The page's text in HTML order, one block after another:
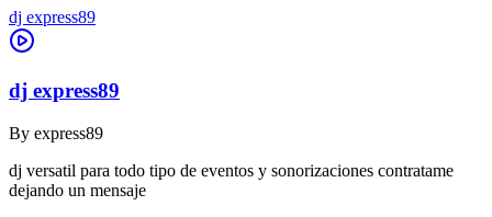
dj express89
dj express89
By express89
dj versatil para todo tipo de eventos y sonorizaciones contratame
dejando un mensaje